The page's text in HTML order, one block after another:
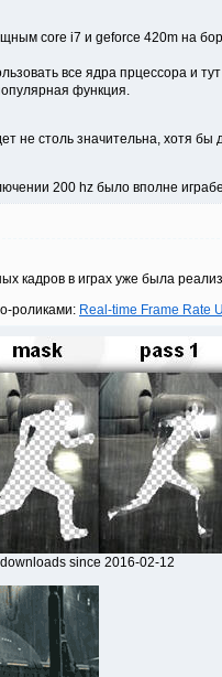
core i7 и geforce 420m на
все ядра прцессора и
функция.
не столь значительна, хотя бы
200 hz было вполне
кадров в играх уже была
роликами: Real-time Frame Rate
since 2016-02-12